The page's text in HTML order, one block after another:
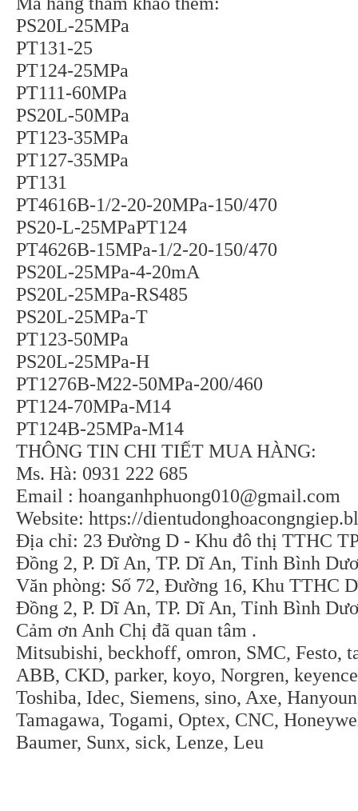
PS20L-25MPa
PT131-25
PT124-25MPa
PT111-60MPa
PS20L-50MPa
PT123-35MPa
PT127-35MPa
PT131
PT4616B-1/2-20-20MPa-150/470
PS20-L-25MPaPT124
PT4626B-15MPa-1/2-20-150/470
PS20L-25MPa-4-20mA
PS20L-25MPa-RS485
PS20L‑25MPa‑T
PT123-50MPa
PS20L‑25MPa‑H
PT1276B-M22-50MPa-200/460
PT124-70MPa-M14
PT124B-25MPa-M14
THÔNG TIN CHI TIẾT MUA HÀNG:
Ms. Hà: 0931 222 685
Email : hoanganhphuong010@gmail.com
Website: https://
Địa chỉ: 23 Đường D - Khu đô thị TTHC
Đồng 2, P. Dĩ An, TP. Dĩ An, Tỉnh Bình
Văn phòng: Số 72, Đường 16, Khu TTHC
Đồng 2, P. Dĩ An, TP. Dĩ An, Tỉnh Bình
Cảm ơn Anh Chị đã quan tâm .
Mitsubishi, beckhoff, omron, SMC, Festo,
ABB, CKD, parker, koyo, Norgren,
Toshiba, Idec, Siemens, sino, Axe,
Tamagawa, Togami, Optex, CNC,
Baumer, Sunx, sick, Lenze, Leu